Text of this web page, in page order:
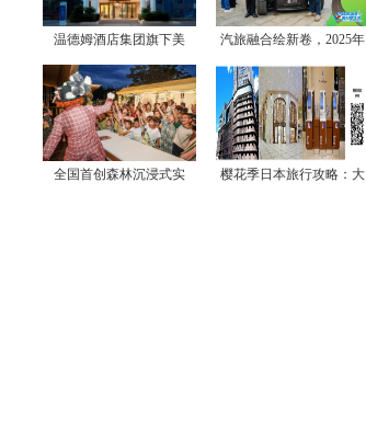
温德姆酒店集团旗下美 汽旅融合绘新卷，2025年
全国首创森林沉浸式实 樱花季日本旅行攻略：大